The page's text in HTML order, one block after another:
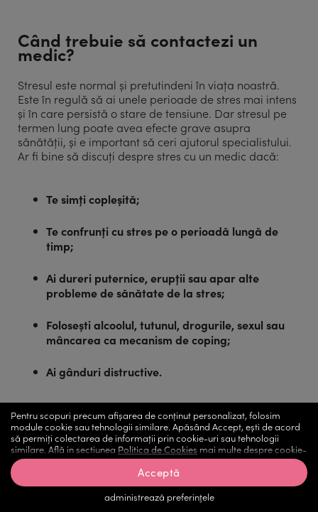
Când trebuie să contactezi un
medic?
Stresul este normal și pretutindeni în viața noastră.
Este în regulă să ai unele perioade de stres mai intens
și în care persistă o stare de tensiune. Dar stresul pe
termen lung poate avea efecte grave asupra
sănătății, și e important să ceri ajutorul specialistului.
Ar fi bine să discuți despre stres cu un medic dacă:
Te simți copleșită;
Te confrunți cu stres pe o perioadă lungă de
timp;
Ai dureri puternice, erupții sau apar alte
probleme de sănătate de la stres;
Folosești alcoolul, tutunul, drogurile, sexul sau
mâncarea ca mecanism de coping;
Ai gânduri distructive.
Cum se diagnostichează stresul?
Cum am spus și mai devreme, stresul este subiectiv, și
doar tu ești în măsură să-i confirmi prezența și să-i
evaluezi intensitatea. Momentan încă este nevoie de
cercetare pentru a descoperi o metodologie eficientă
Pentru scopuri precum afișarea de conținut personalizat, folosim
module cookie sau tehnologii similare. Apăsând Accept, ești de acord
să permiți colectarea de informații prin cookie-uri sau tehnologii
similare. Află in sectiunea Politica de Cookies mai multe despre cookie-
uri, inclusiv despre posibilitatea retragerii acordului.
Acceptă
administrează preferinţele